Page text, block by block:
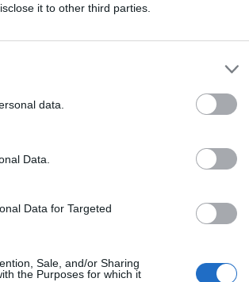
it to other third parties.
data.
Data.
Data for Targeted
Sale, and/or Sharing
the Purposes for which it